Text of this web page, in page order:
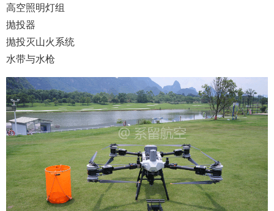
高空照明灯组
抛投器
抛投灭山火系统
水带与水枪